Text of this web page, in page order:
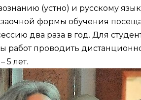
(устно) и русскому
формы обучения
два раза в год. Для
работ проводить
5 лет.